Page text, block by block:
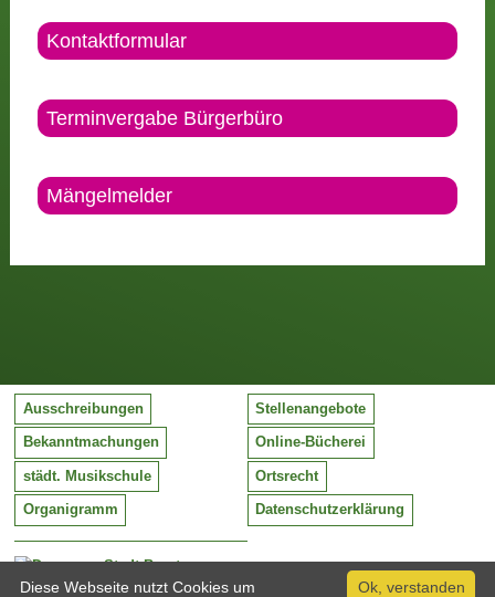
Kontaktformular
Terminvergabe Bürgerbüro
Mängelmelder
Stadt Barntrup
Mittelstraße 38
Ausschreibungen Stellenangebote
Bekanntmachungen Online-Bücherei
städt. Musikschule Ortsrecht
Organigramm Datenschutzerklärung
Ok, verstanden
Diese Webseite nutzt Cookies um